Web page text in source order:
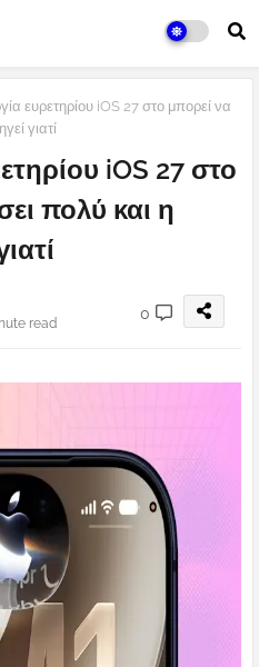
ευρετηρίου iOS 27 στο μπορεί να
γιατί
iOS 27 στο
πολύ και η
read
0